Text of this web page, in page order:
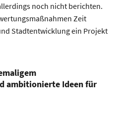
noch nicht berichten.
Zeit
Stadtentwicklung ein Projekt
ambitionierte Ideen für